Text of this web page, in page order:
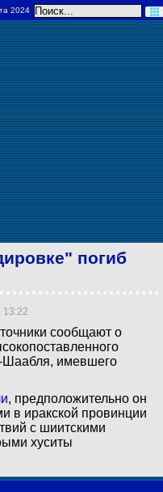
2024
погиб
13:22
сообщают о
Шаабля, имевшего
, предположительно он
в иракской провинции
с шиитскими
хуситы